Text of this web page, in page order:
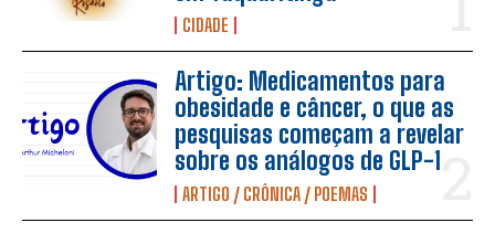
CIDADE
Artigo: Medicamentos para
obesidade e câncer, o que as
pesquisas começam a revelar
sobre os análogos de GLP-1
ARTIGO / CRÔNICA / POEMAS